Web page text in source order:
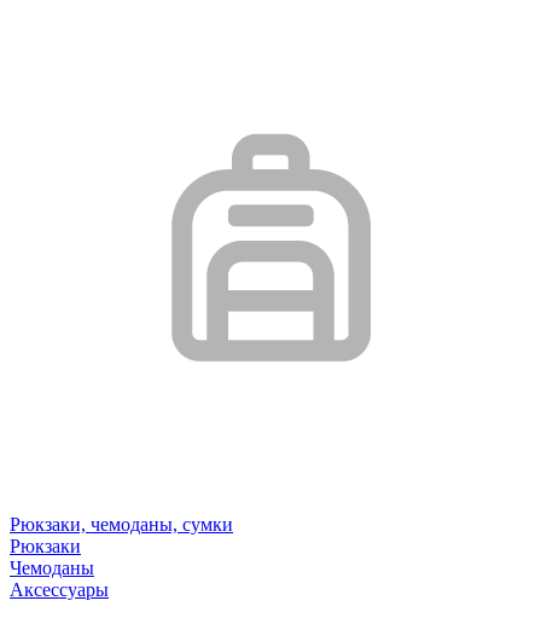
Рюкзаки, чемоданы, сумки
Рюкзаки
Чемоданы
Аксессуары